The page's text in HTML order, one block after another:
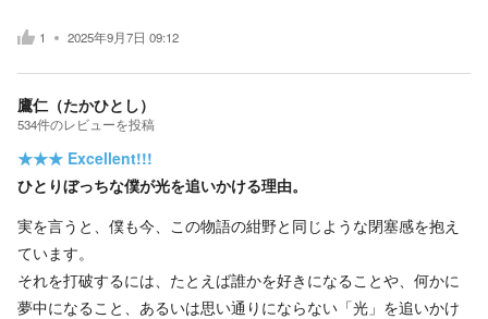
1 2025年9月7日 09:12
鷹仁（たかひとし）
534件のレビューを投稿
★★★ Excellent!!!
ひとりぼっちな僕が光を追いかける理由。
実を言うと、僕も今、この物語の紺野と同じような閉塞感を抱え
ています。
それを打破するには、たとえば誰かを好きになることや、何かに
夢中になること、あるいは思い通りにならない「光」を追いかけ